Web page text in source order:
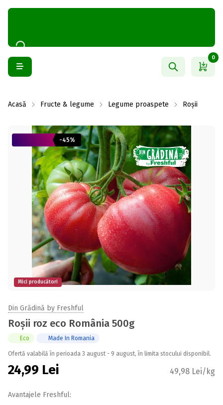
0
Acasă Fructe & legume Legume proaspete Roșii
-45%
Mici producători
Din Grădină by Freshful
Roșii roz eco România 500g
Eco Made In Romania
Ofertă valabilă în perioada 3 august - 9 august, în limita stocului disponibil.
24,99 Lei 49,98 Lei/kg
Avantajele Freshful: